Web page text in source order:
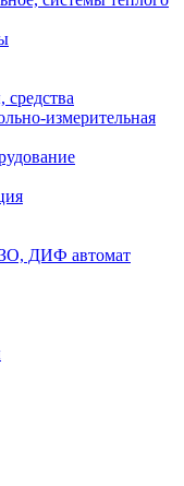
измерительная
ДИФ автомат